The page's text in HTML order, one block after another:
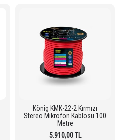
König KMK-22-2 Kırmızı
Stereo Mikrofon Kablosu 100
Metre
5.910,00 TL